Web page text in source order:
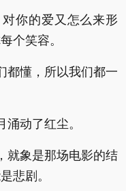
你的爱又怎么来形
个笑容。
懂，所以我们都一
动了红尘。
象是那场电影的结
悲剧。